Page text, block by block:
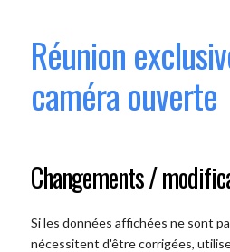
Réunion
caméra ouverte
Changements /
Si les données affichées ne sont
nécessitent d'être corrigées,